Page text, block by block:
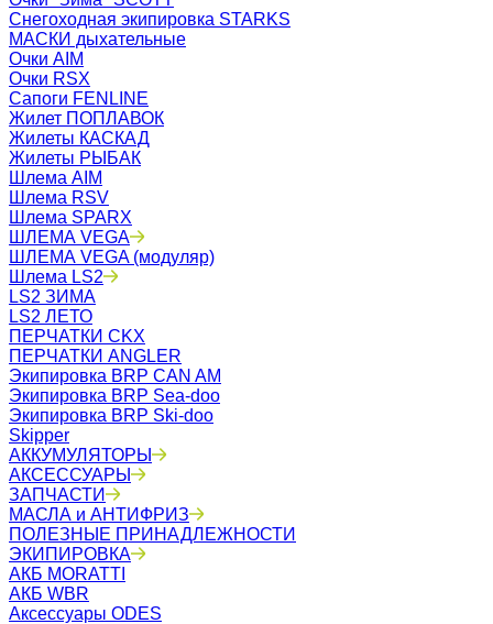
Снегоходная экипировка STARKS
МАСКИ дыхательные
Очки AIM
Очки RSX
Сапоги FENLINE
Жилет ПОПЛАВОК
Жилеты КАСКАД
Жилеты РЫБАК
Шлема AIM
Шлема RSV
Шлема SPARX
ШЛЕМА VEGA
ШЛЕМА VEGA (модуляр)
Шлема LS2
LS2 ЗИМА
LS2 ЛЕТО
ПЕРЧАТКИ CKX
ПЕРЧАТКИ ANGLER
Экипировка BRP CAN AM
Экипировка BRP Sea-doo
Экипировка BRP Ski-doo
Skipper
АККУМУЛЯТОРЫ
АКСЕССУАРЫ
ЗАПЧАСТИ
МАСЛА и АНТИФРИЗ
ПОЛЕЗНЫЕ ПРИНАДЛЕЖНОСТИ
ЭКИПИРОВКА
АКБ MORATTI
АКБ WBR
Аксессуары ODES